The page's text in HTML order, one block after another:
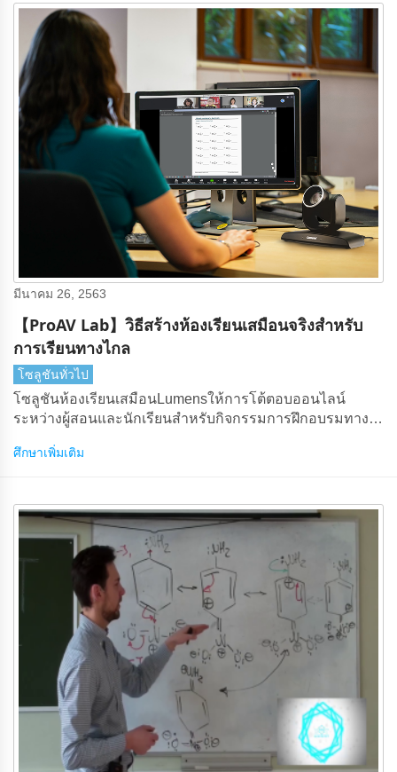
มีนาคม 26, 2563
【ProAV Lab】วิธีสร้างห้องเรียนเสมือนจริงสําหรับ
การเรียนทางไกล
โซลูชันทั่วไป
โซลูชันห้องเรียนเสมือนLumensให้การโต้ตอบออนไลน์
ระหว่างผู้สอนและนักเรียนสําหรับกิจกรรมการฝึกอบรมทาง
ศึกษาเพิ่มเติม